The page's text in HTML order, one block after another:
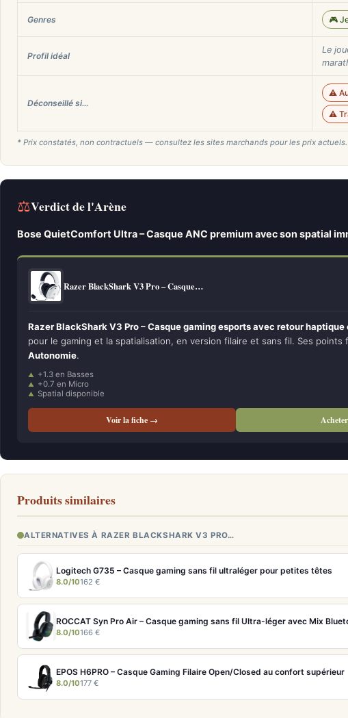
Genres 🎮
Profil idéal
Le
Déconseillé si…
⚠️
⚠️
* Prix constatés, non contractuels — consultez les sites marchands pour les prix actuels.
⚖Verdict de l'Arène
Bose QuietComfort Ultra – Casque ANC premium avec son spatial
Razer BlackShark V3 Pro – Casque…
Razer BlackShark V3 Pro – Casque gaming esports avec retour haptique
pour le gaming et la spatialisation, en version filaire et sans fil. Ses points
Autonomie.
+1.3 en Basses
+0.7 en Micro
Spatial disponible
Voir la fiche →
Produits similaires
ALTERNATIVES À RAZER BLACKSHARK V3 PRO…
Logitech G735 – Casque gaming sans fil ultraléger pour petites têtes
8.0/10162 €
ROCCAT Syn Pro Air – Casque gaming sans fil Ultra-léger avec Mix
8.0/10166 €
EPOS H6PRO – Casque Gaming Filaire Open/Closed au confort supérieur
8.0/10177 €